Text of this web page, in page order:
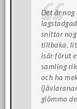
Det är nog
snittar
tillbaka,
isär förut
samling
och ha
glömma